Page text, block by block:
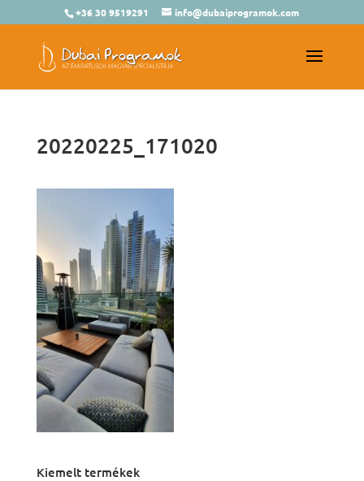
+36 30 9519291 info@dubaiprogramok.com
20220225_171020
Kiemelt termékek